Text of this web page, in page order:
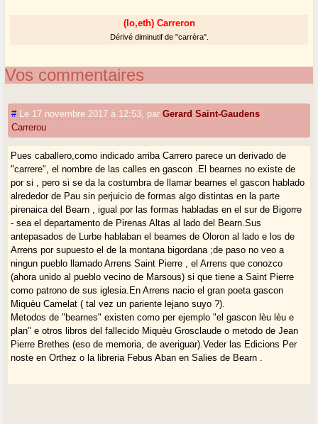
(lo,eth) Carreron
Dérivé diminutif de "carrèra".
Vos commentaires
# Le 17 novembre 2017 à 12:53 parGerard Saint-Gaudens
Carrerou
Pues caballero,como indicado arriba Carrero parece un derivado de
"carrere", el nombre de las calles en gascon .El bearnes no existe de
por si , pero si se da la costumbra de llamar bearnes el gascon hablado
alrededor de Pau sin perjuicio de formas algo distintas en la parte
pirenaica del Bearn , igual por las formas habladas en el sur de Bigorre
- sea el departamento de Pirenas Altas al lado del Bearn.Sus
antepasados de Lurbe hablaban el bearnes de Oloron al lado e los de
Arrens por supuesto el de la montana bigordana ;de paso no veo a
ningun pueblo llamado Arrens Saint Pierre , el Arrens que conozco
(ahora unido al pueblo vecino de Marsous) si que tiene a Saint Pierre
como patrono de sus iglesia.En Arrens nacio el gran poeta gascon
Miquèu Camelat ( tal vez un pariente lejano suyo ?).
Metodos de "bearnes" existen como per ejemplo "el gascon lèu lèu e
plan" e otros libros del fallecido Miquèu Grosclaude o metodo de Jean
Pierre Brethes (eso de memoria, de averiguar).Veder las Edicions Per
noste en Orthez o la libreria Febus Aban en Salies de Bearn .